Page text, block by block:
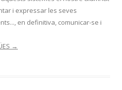
i expressar les seves
en definitiva, comunicar-se i
→